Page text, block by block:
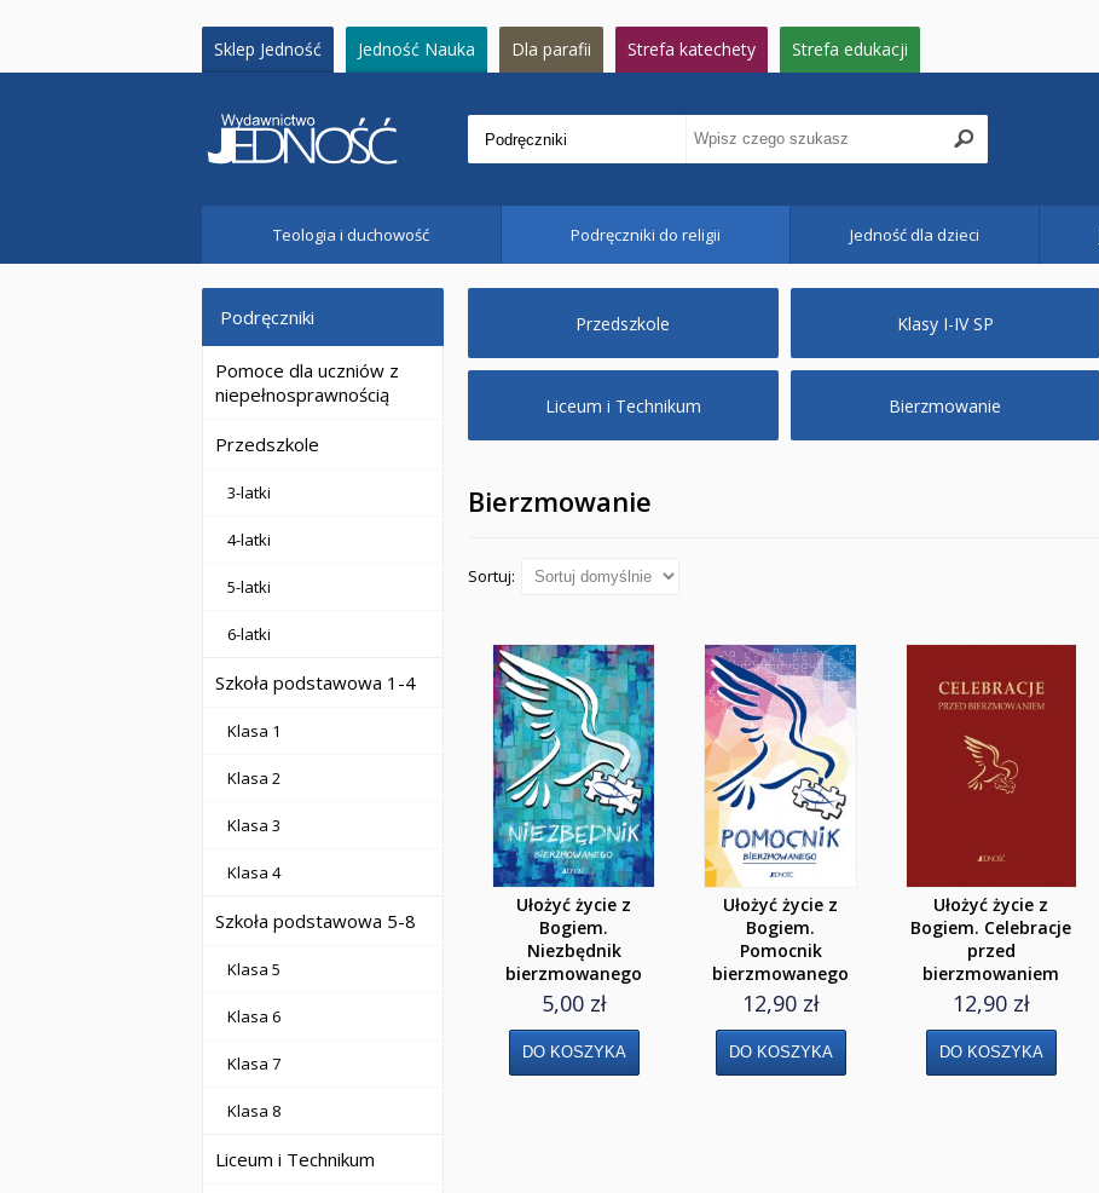
Sklep Jedność Jedność Nauka Dla parafii Strefa katechety Strefa edukacji
Teologia i duchowość Podręczniki do religii Jedność dla dzieci
Podręczniki
Pomoce dla uczniów z
niepełnosprawnością
Przedszkole
3-latki
4-latki
5-latki
6-latki
Szkoła podstawowa 1-4
Klasa 1
Klasa 2
Klasa 3
Klasa 4
Szkoła podstawowa 5-8
Klasa 5
Klasa 6
Klasa 7
Klasa 8
Liceum i Technikum
Przedszkole Klasy I-IV SP
Liceum i Technikum Bierzmowanie
Bierzmowanie
Sortuj:
Ułożyć życie z
Bogiem.
Niezbędnik
bierzmowanego
5,00 zł
Ułożyć życie z
Bogiem.
Pomocnik
bierzmowanego
12,90 zł
Ułożyć życie z
Bogiem. Celebracje
przed
bierzmowaniem
12,90 zł